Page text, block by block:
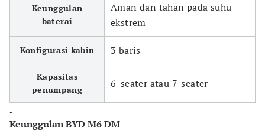
-
Keunggulan
baterai
Aman dan tahan pada suhu
ekstrem
Konfigurasi kabin 3 baris
Kapasitas
penumpang
6-seater atau 7-seater
Keunggulan BYD M6 DM